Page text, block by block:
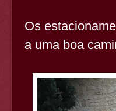
Os
a uma boa